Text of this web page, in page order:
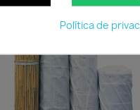
Política de